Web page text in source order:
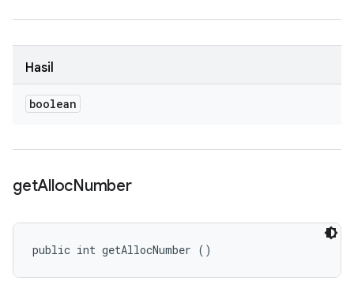
Hasil
boolean
getAllocNumber
public int getAllocNumber ()